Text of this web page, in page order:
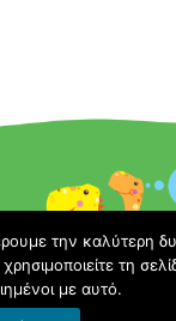
την καλύτερη
τη
με αυτό.